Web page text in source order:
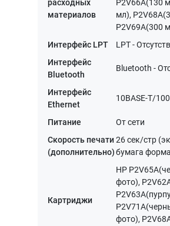
расходных
материалов
P2V66A(130
мл),
P2V69A(300
Интерфейс LPT
LPT -
Интерфейс
Bluetooth
Bluetooth -
Интерфейс
Ethernet
10BASE-T/
Питание
От сети
Скорость печати
(дополнительно)
26 сек/стр
бумага
Картриджи
HP
фото),
фото),